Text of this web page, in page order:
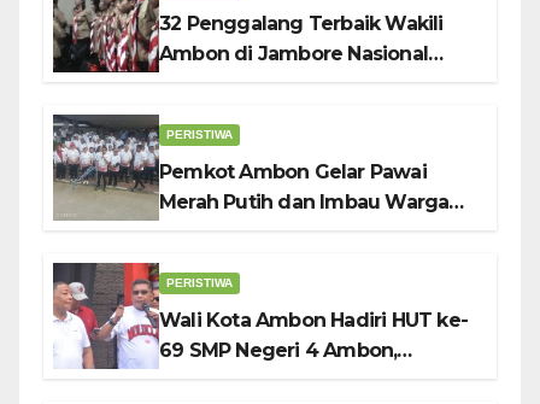
32 Penggalang Terbaik Wakili
Ambon di Jambore Nasional
PERISTIWA
Pemkot Ambon Gelar Pawai
Merah Putih dan Imbau Warga
PERISTIWA
Wali Kota Ambon Hadiri HUT ke-
69 SMP Negeri 4 Ambon,